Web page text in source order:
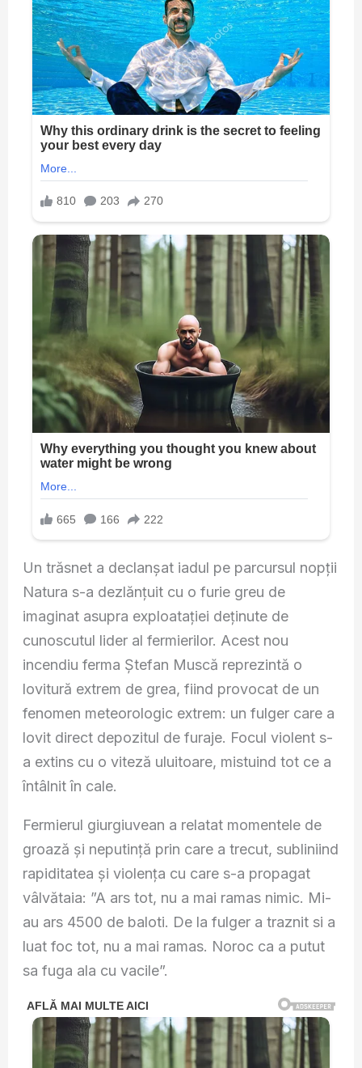
Un trăsnet a declanșat iadul pe parcursul nopții
Natura s-a dezlănțuit cu o furie greu de
imaginat asupra exploatației deținute de
cunoscutul lider al fermierilor. Acest nou
incendiu ferma Ștefan Muscă reprezintă o
lovitură extrem de grea, fiind provocat de un
fenomen meteorologic extrem: un fulger care a
lovit direct depozitul de furaje. Focul violent s-
a extins cu o viteză uluitoare, mistuind tot ce a
întâlnit în cale.
Fermierul giurgiuvean a relatat momentele de
groază și neputință prin care a trecut, subliniind
rapiditatea și violența cu care s-a propagat
vâlvătaia: ”A ars tot, nu a mai ramas nimic. Mi-
au ars 4500 de baloti. De la fulger a traznit si a
luat foc tot, nu a mai ramas. Noroc ca a putut
sa fuga ala cu vacile”.